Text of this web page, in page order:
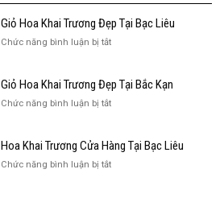
Giỏ Hoa Khai Trương Đẹp Tại Bạc Liêu
Chức năng bình luận bị tắtở
Khai
Đẹp
Liêu
Giỏ Hoa Khai Trương Đẹp Tại Bắc Kạn
Chức năng bình luận bị tắtở
Khai
Đẹp
Hoa Khai Trương Cửa Hàng Tại Bạc Liêu
Chức năng bình luận bị tắtở